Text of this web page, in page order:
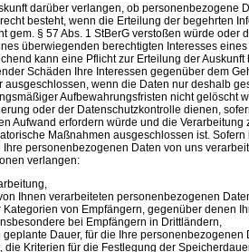
darüber verlangen, ob personenbezogene
besteht, wenn die Erteilung der begehrten
gem. § 57 Abs. 1 StBerG verstoßen würde oder
überwiegenden berechtigten Interesses
kann eine Pflicht zur Erteilung der
Schäden Ihre Interessen gegenüber dem
ausgeschlossen, wenn die Daten nur deshalb
Aufbewahrungsfristen nicht gelöscht
oder der Datenschutzkontrolle dienen,
Aufwand erfordern würde und die
Maßnahmen ausgeschlossen ist.
personenbezogenen Daten von uns
verlangen:
Ihnen verarbeiteten personenbezogenen
Kategorien von Empfängern, gegenüber denen
bei Empfängern in Drittländern,
Dauer, für die Ihre
die Kriterien für die Festlegung der